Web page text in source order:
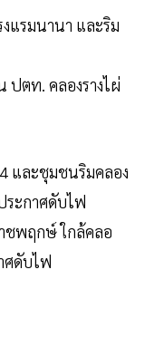
แรมนานา และริม
ตท. คลองรางไผ่
และชุมชนริมคลอง
ระกาศดับไฟ
พฤกษ์ ใกล้คลอ
ศดับไฟ